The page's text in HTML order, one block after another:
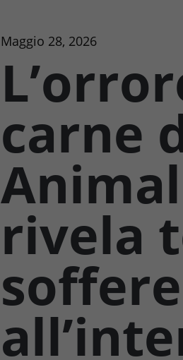
Maggio 28, 2026
carne
rivela